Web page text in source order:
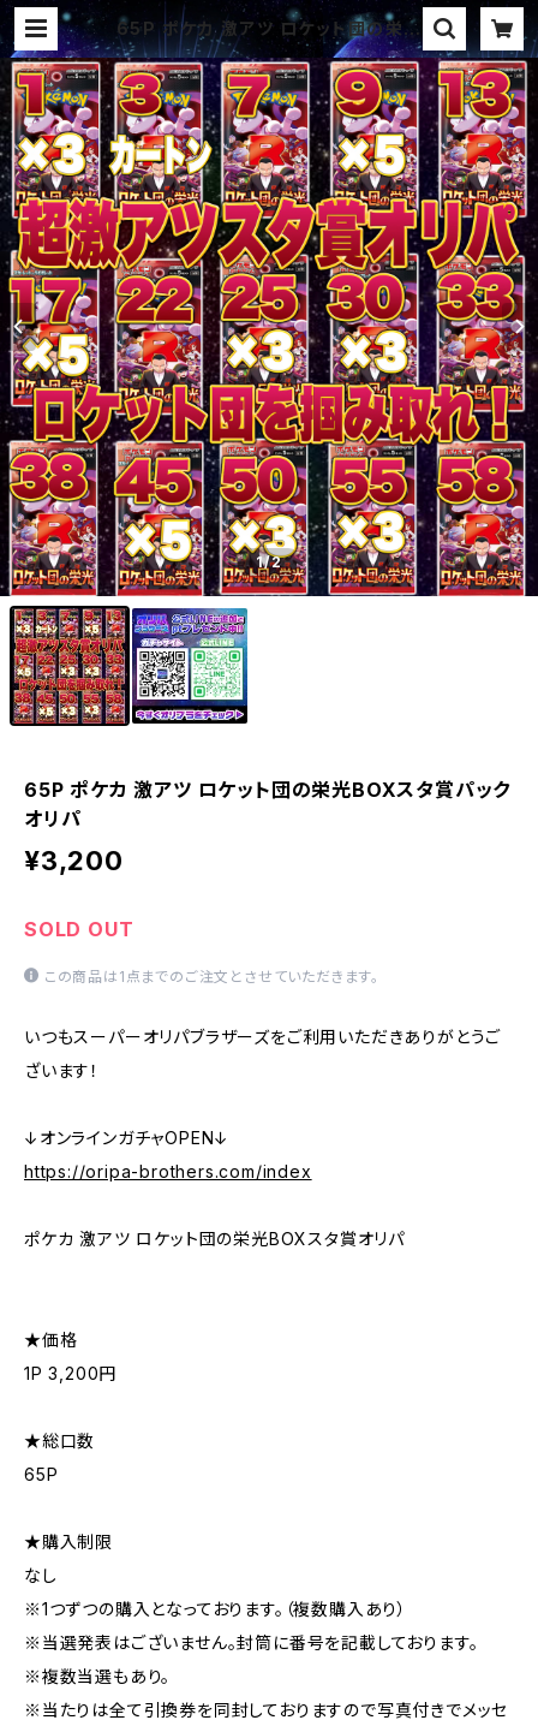
65P ポケカ 激アツ ロケット団の栄光
BOXスタ賞パック オリパ | オリパ ブ
ラザーズ オリパ専門店 (ポケカ、ワ
ンピース、遊戯王、ヴァイス、ドラゴン
ボール)
1/2
65P ポケカ 激アツ ロケット団の栄光BOXスタ賞パック
オリパ
¥3,200
SOLD OUT
この商品は1点までのご注文とさせていただきます。
いつもスーパーオリパブラザーズをご利用いただきありがとうご
ざいます！
↓オンラインガチャOPEN↓
https://oripa-brothers.com/index
ポケカ 激アツ ロケット団の栄光BOXスタ賞オリパ
★価格
1P 3,200円
★総口数
65P
★購入制限
なし
※1つずつの購入となっております。（複数購入あり）
※当選発表はございません。封筒に番号を記載しております。
※複数当選もあり。
※当たりは全て引換券を同封しておりますので写真付きでメッセ